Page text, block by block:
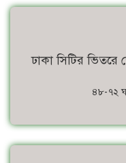
ঢাকা সিটির ভিতরে
৪৮-৭২